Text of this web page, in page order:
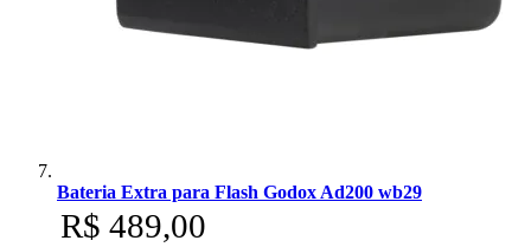
Bateria Extra para Flash Godox Ad200 wb29
R$ 489,00